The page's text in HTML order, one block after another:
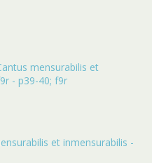
mensurabilis et
- p39-40; f9r
et inmensurabilis -